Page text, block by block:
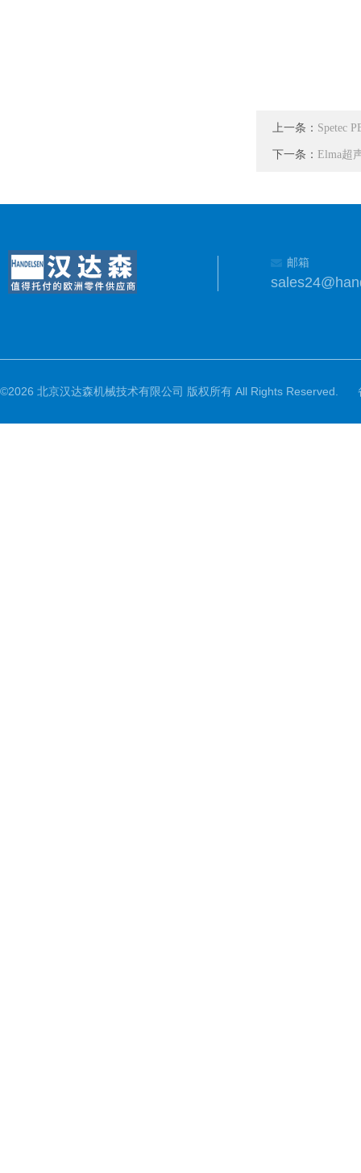
上一条： Spetec
下一条： Elma超
邮箱
©2026 北京汉达森机械技术有限公司 版权所有 All Rights Reserved.